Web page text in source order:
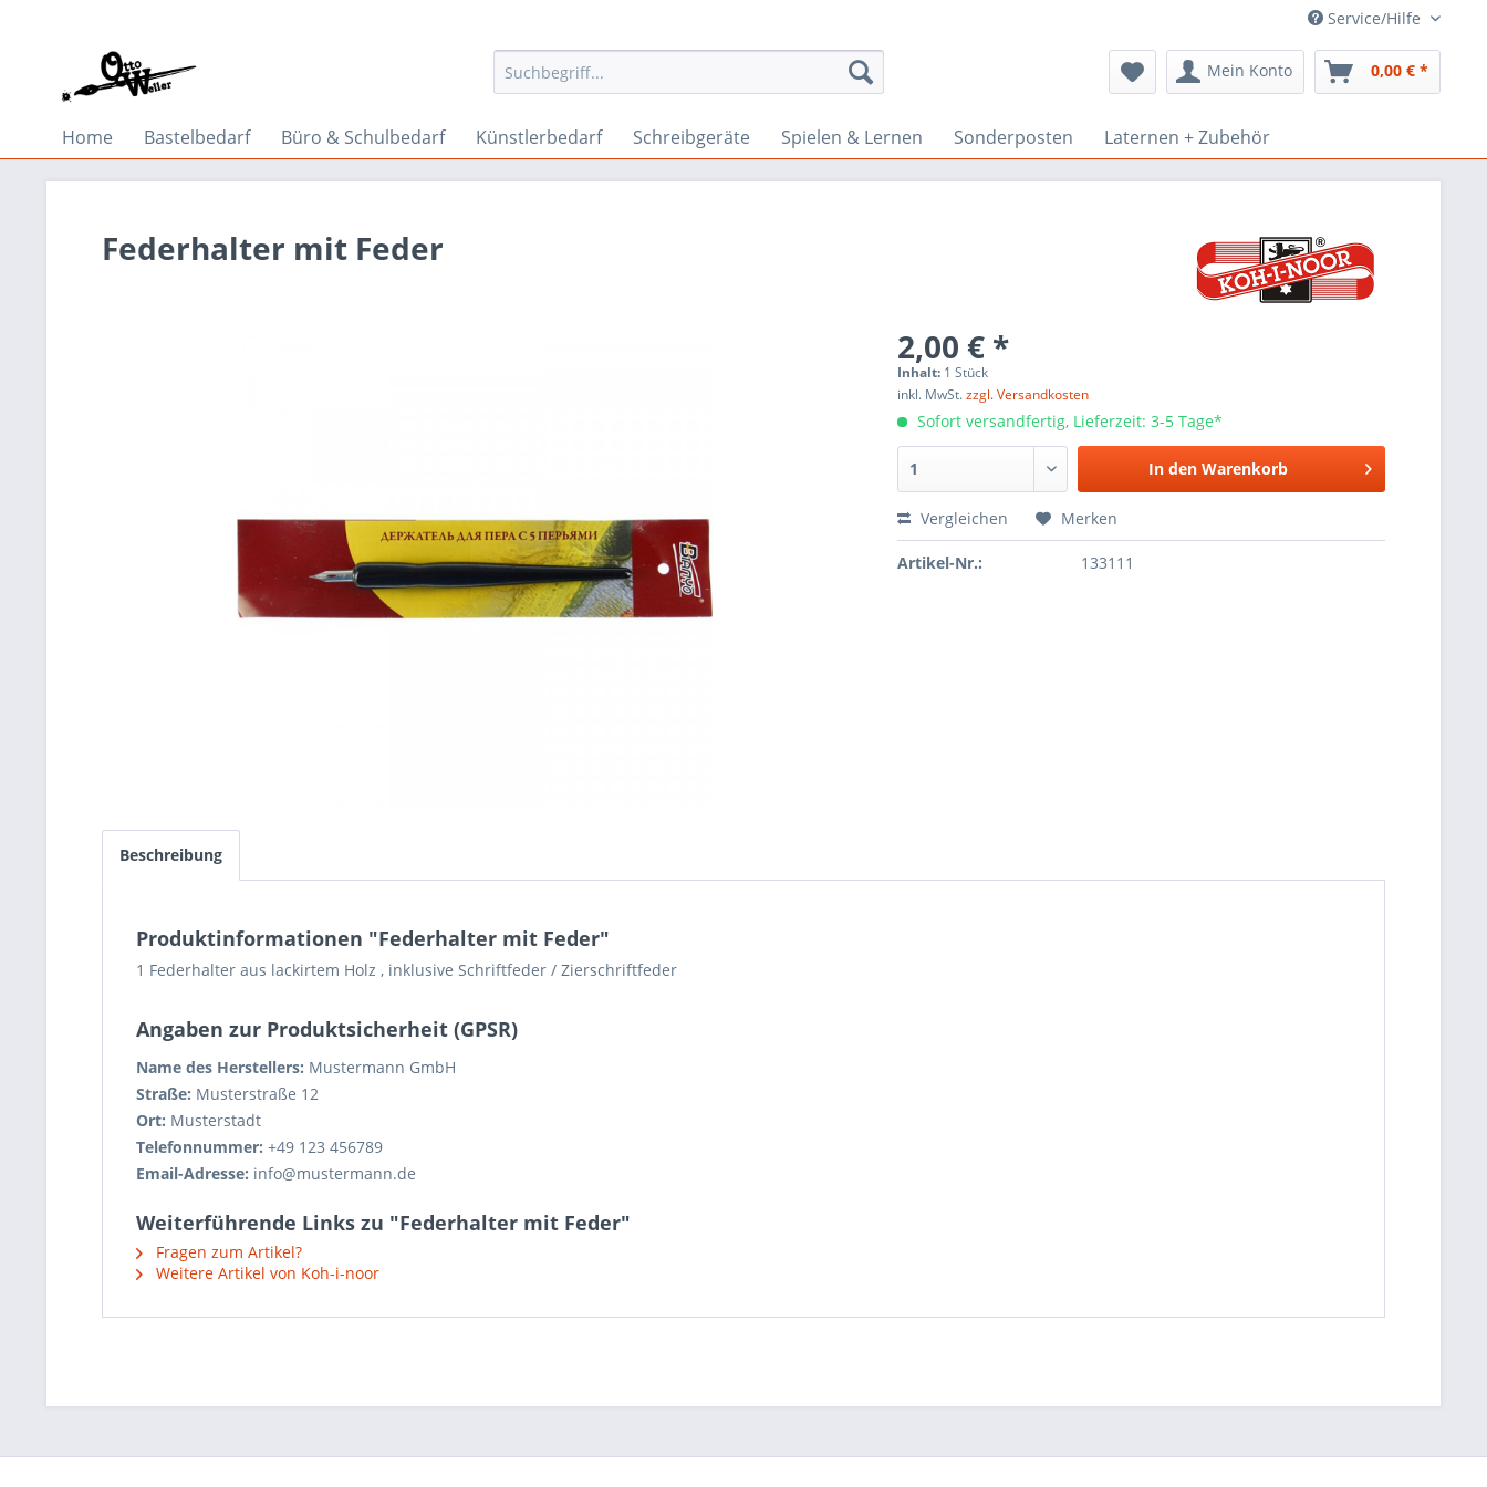
Service/Hilfe
Mein Konto 0,00 € *
Home Bastelbedarf Büro & Schulbedarf Künstlerbedarf Schreibgeräte Spielen & Lernen Sonderposten Laternen + Zubehör
Federhalter mit Feder
2,00 € *
Inhalt: 1 Stück
inkl. MwSt.zzgl. Versandkosten
Sofort versandfertig, Lieferzeit: 3-5 Tage*
In den Warenkorb
Vergleichen Merken
Artikel-Nr.: 133111
Beschreibung
Produktinformationen "Federhalter mit Feder"
1 Federhalter aus lackirtem Holz , inklusive Schriftfeder / Zierschriftfeder
Angaben zur Produktsicherheit (GPSR)
Name des Herstellers: Mustermann GmbH
Straße: Musterstraße 12
Ort: Musterstadt
Telefonnummer: +49 123 456789
Email-Adresse: info@mustermann.de
Weiterführende Links zu "Federhalter mit Feder"
Fragen zum Artikel?
Weitere Artikel von Koh-i-noor